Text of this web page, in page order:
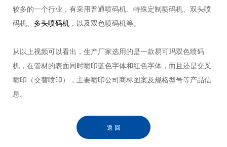
较多的一个行业，有采用普通喷码机、特殊定制喷码机、双头喷
码机、 多头喷码机 ，以及双色喷码机等。
从以上视频可以看出，生产厂家选用的是一款易可玛双色喷码
机，在管材的表面同时喷印蓝色字体和红色字体，而且还是交叉
喷印（交替喷印），主要喷印公司商标图案及规格型号等产品信
息。
返 回